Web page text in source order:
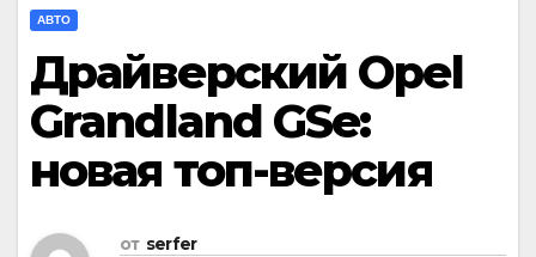
АВТО
Драйверский Opel
Grandland GSe:
новая топ-версия
от serfer